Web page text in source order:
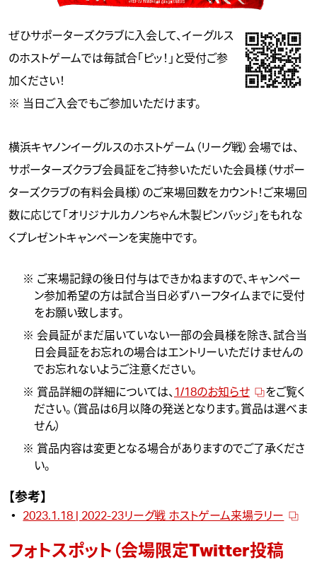
ぜひサポーターズクラブに入会して、イーグルス
のホストゲームでは毎試合「ピッ！」と受付ご参
加ください！
※ 当日ご入会でもご参加いただけます。
横浜キヤノンイーグルスのホストゲーム（リーグ戦）会場では、
サポーターズクラブ会員証をご持参いただいた会員様（サポー
ターズクラブの有料会員様）のご来場回数をカウント！ご来場回
数に応じて「オリジナルカノンちゃん木製ピンバッジ」をもれな
くプレゼントキャンペーンを実施中です。
※ ご来場記録の後日付与はできかねますので、キャンペー
ン参加希望の方は試合当日必ずハーフタイムまでに受付
をお願い致します。
※ 会員証がまだ届いていない一部の会員様を除き、試合当
日会員証をお忘れの場合はエントリーいただけませんの
でお忘れないようご注意ください。
※ 賞品詳細の詳細については、 1/18のお知らせ
をご覧く
ださい。（賞品は6月以降の発送となります。賞品は選べま
せん）
※ 賞品内容は変更となる場合がありますのでご了承くださ
い。
【参考】
2023.1.18 | 2022-23リーグ戦 ホストゲーム来場ラリー
フォトスポット（会場限定Twitter投稿